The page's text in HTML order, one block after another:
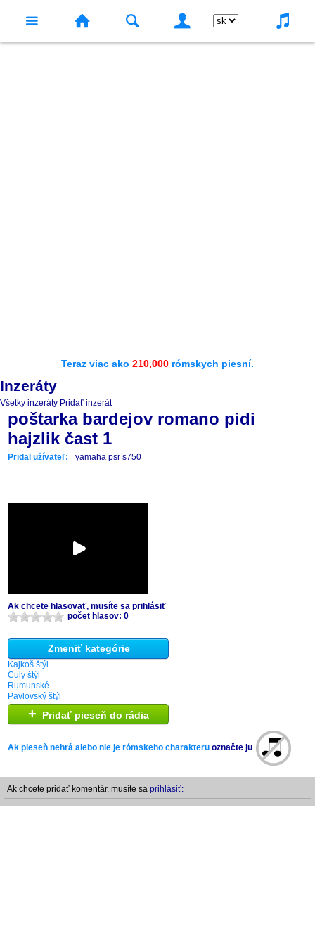
Teraz viac ako 210,000 rómskych piesní.
Inzeráty
Všetky inzeráty Pridať inzerát
poštarka bardejov romano pidi
hajzlik čast 1
Pridal užívateľ: yamaha psr s750
Ak chcete hlasovať, musíte sa prihlásiť
počet hlasov: 0
Zmeniť kategórie
Kajkoš štýl
Culy štýl
Rumunské
Pavlovský štýl
+ Pridať pieseň do rádia
Ak pieseň nehrá alebo nie je rómskeho charakteru označte ju
Ak chcete pridať komentár, musíte sa prihlásiť: